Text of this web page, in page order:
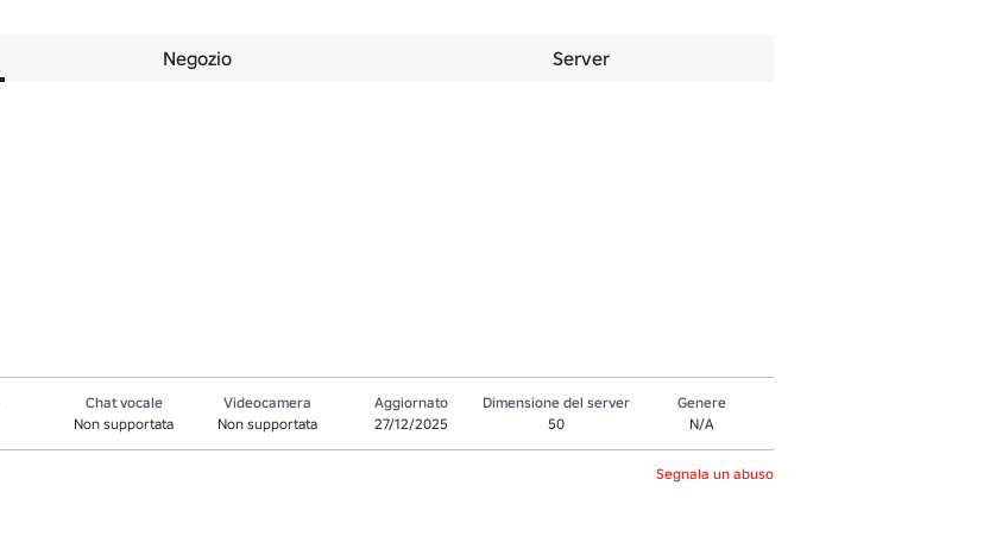
Negozio Server
Chat vocale
Non supportata
Videocamera
Non supportata
Aggiornato
27/12/2025
Dimensione del server
50
Genere
N/A
Segnala un abuso